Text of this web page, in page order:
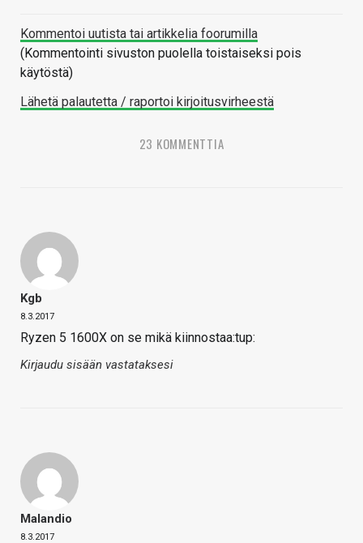
Kommentoi uutista tai artikkelia foorumilla
(Kommentointi sivuston puolella toistaiseksi pois
käytöstä)
Lähetä palautetta / raportoi kirjoitusvirheestä
23 KOMMENTTIA
Kgb
8.3.2017
Ryzen 5 1600X on se mikä kiinnostaa:tup:
Kirjaudu sisään vastataksesi
Malandio
8.3.2017